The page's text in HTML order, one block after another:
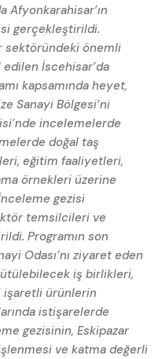
Afyonkarahisar’ın
gerçekleştirildi.
sektöründeki önemli
İscehisar’da
kapsamında heyet,
Sanayi Bölgesi’ni
incelemelerde
doğal taş
eğitim faaliyetleri,
örnekleri üzerine
gezisi
temsilcileri ve
Programın son
Odası’nı ziyaret eden
iş birlikleri,
işaretli ürünlerin
istişarelerde
gezisinin, Eskipazar
işlenmesi ve katma değerli